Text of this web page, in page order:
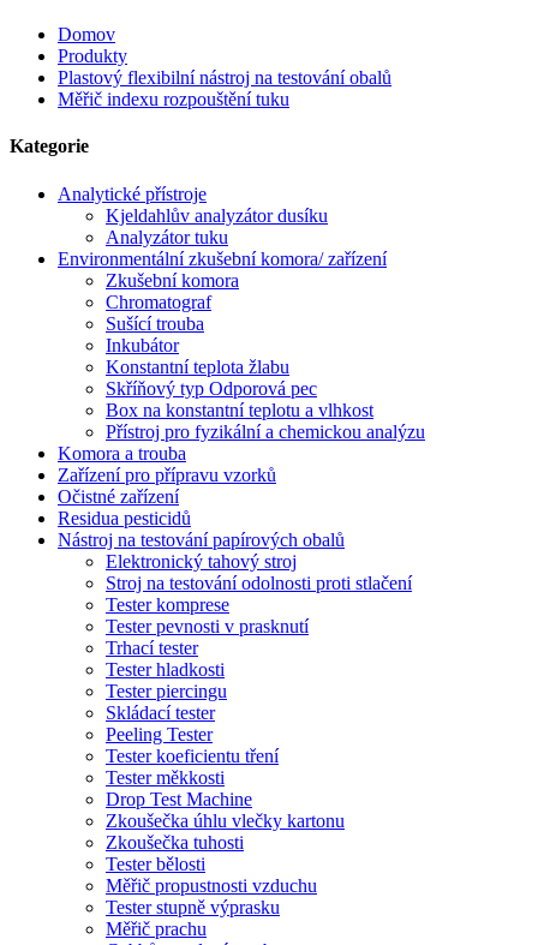
Domov
Produkty
Plastový flexibilní nástroj na testování obalů
Měřič indexu rozpouštění tuku
Kategorie
Analytické přístroje
Kjeldahlův analyzátor dusíku
Analyzátor tuku
Environmentální zkušební komora/ zařízení
Zkušební komora
Chromatograf
Sušící trouba
Inkubátor
Konstantní teplota žlabu
Skříňový typ Odporová pec
Box na konstantní teplotu a vlhkost
Přístroj pro fyzikální a chemickou analýzu
Komora a trouba
Zařízení pro přípravu vzorků
Očistné zařízení
Residua pesticidů
Nástroj na testování papírových obalů
Elektronický tahový stroj
Stroj na testování odolnosti proti stlačení
Tester komprese
Tester pevnosti v prasknutí
Trhací tester
Tester hladkosti
Tester piercingu
Skládací tester
Peeling Tester
Tester koeficientu tření
Tester měkkosti
Drop Test Machine
Zkoušečka úhlu vlečky kartonu
Zkoušečka tuhosti
Tester bělosti
Měřič propustnosti vzduchu
Tester stupně výprasku
Měřič prachu